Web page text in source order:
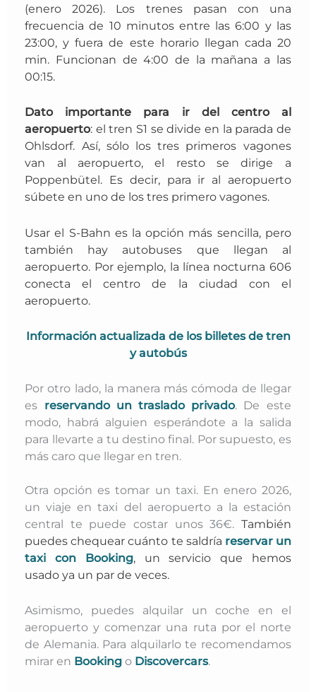
(enero 2026). Los trenes pasan con una
frecuencia de 10 minutos entre las 6:00 y las
23:00, y fuera de este horario llegan cada 20
min. Funcionan de 4:00 de la mañana a las
00:15.
Dato importante para ir del centro al
aeropuerto: el tren S1 se divide en la parada de
Ohlsdorf. Así, sólo los tres primeros vagones
van al aeropuerto, el resto se dirige a
Poppenbütel. Es decir, para ir al aeropuerto
súbete en uno de los tres primero vagones.
Usar el S-Bahn es la opción más sencilla, pero
también hay autobuses que llegan al
aeropuerto. Por ejemplo, la línea nocturna 606
conecta el centro de la ciudad con el
aeropuerto.
Información actualizada de los billetes de tren
y autobús
Por otro lado, la manera más cómoda de llegar
es reservando un traslado privado. De este
modo, habrá alguien esperándote a la salida
para llevarte a tu destino final. Por supuesto, es
más caro que llegar en tren.
Otra opción es tomar un taxi. En enero 2026,
un viaje en taxi del aeropuerto a la estación
central te puede costar unos 36€. También
puedes chequear cuánto te saldría reservar un
taxi con Booking, un servicio que hemos
usado ya un par de veces.
Asimismo, puedes alquilar un coche en el
aeropuerto y comenzar una ruta por el norte
de Alemania. Para alquilarlo te recomendamos
mirar en Bookingo Discovercars.